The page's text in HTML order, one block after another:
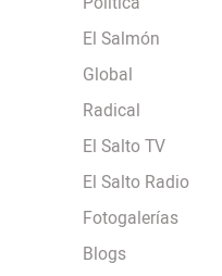
El Salmón
Global
Radical
El Salto TV
El Salto Radio
Fotogalerías
Blogs